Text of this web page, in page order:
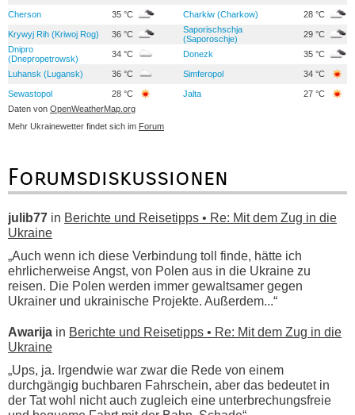
Cherson 35 °C Charkiw (Charkow) 28 °C
Krywyj Rih (Kriwoj Rog) 36 °C
Saporischschja
(Saporoschje)
29 °C
Dnipro
(Dnepropetrowsk)
34 °C Donezk 35 °C
Luhansk (Lugansk) 36 °C Simferopol 34 °C
Sewastopol 28 °C Jalta
27 °C
Daten von OpenWeatherMap.org
Mehr Ukrainewetter findet sich im Forum
Forumsdiskussionen
julib77 in Berichte und Reisetipps • Re: Mit dem Zug in die
Ukraine
„Auch wenn ich diese Verbindung toll finde, hätte ich
ehrlicherweise Angst, von Polen aus in die Ukraine zu
reisen. Die Polen werden immer gewaltsamer gegen
Ukrainer und ukrainische Projekte. Außerdem...“
Awarija in Berichte und Reisetipps • Re: Mit dem Zug in die
Ukraine
„Ups, ja. Irgendwie war zwar die Rede von einem
durchgängig buchbaren Fahrschein, aber das bedeutet in
der Tat wohl nicht auch zugleich eine unterbrechungsfreie